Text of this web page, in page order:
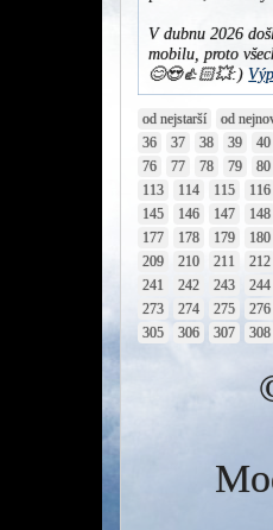
V dubnu 2026
mobilu, proto
😊😍👍🏻💥:)
od nejstarší
od
36
37 38 39
40
76
77 78 79
80
113
114 115
116
145
146 147
148
177
178 179
180
209
210 211
212
241
242 243
244
273
274 275
276
305
306 307 308